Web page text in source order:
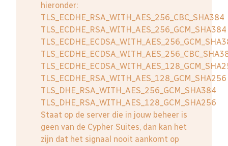
hieronder:
TLS_ECDHE_RSA_WITH_AES_256_CBC_SHA384
TLS_ECDHE_RSA_WITH_AES_256_GCM_SHA384
TLS_ECDHE_RSA_WITH_AES_128_GCM_SHA256
TLS_DHE_RSA_WITH_AES_256_GCM_SHA384
TLS_DHE_RSA_WITH_AES_128_GCM_SHA256
Staat op de server die in jouw beheer is
geen van de Cypher Suites, dan kan het
zijn dat het signaal nooit aankomt op